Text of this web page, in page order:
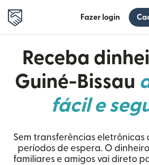
Fazer login
Receba
Guiné-Bissau
fácil e
Sem transferências eletrônicas
períodos de espera. O
familiares e amigos vai direto